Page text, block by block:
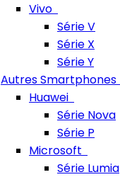
Vivo
Série V
Série X
Série Y
Autres Smartphones
Huawei
Série Nova
Série P
Microsoft
Série Lumia